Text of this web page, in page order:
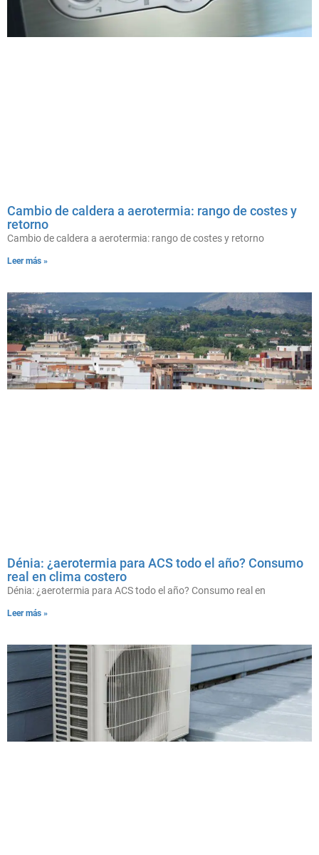
Cambio de caldera a aerotermia: rango de costes y
retorno
Cambio de caldera a aerotermia: rango de costes y retorno
Leer más »
Dénia: ¿aerotermia para ACS todo el año? Consumo
real en clima costero
Dénia: ¿aerotermia para ACS todo el año? Consumo real en
Leer más »